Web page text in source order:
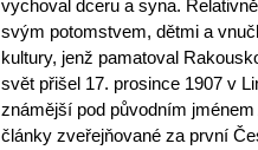
vychoval dceru a syna.
svým potomstvem, dětmi a
kultury, jenž pamatoval
svět přišel 17. prosince 1907 v
známější pod původním
články zveřejňované za první